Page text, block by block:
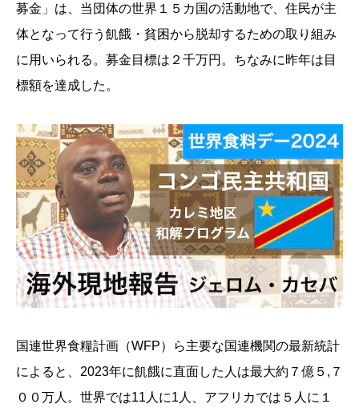
募金」は、当団体の世界１５カ国の活動地で、住民が主
体となって行う飢餓・貧困から脱却するための取り組み
に用いられる。募金目標は２千万円。ちなみに昨年は目
標額を達成した。
国連世界食糧計画（WFP）ら主要な国連機関の最新統計
によると、2023年に飢餓に直面した人は最大約７億５,７
００万人。世界では11人に1人、アフリカでは５人に１